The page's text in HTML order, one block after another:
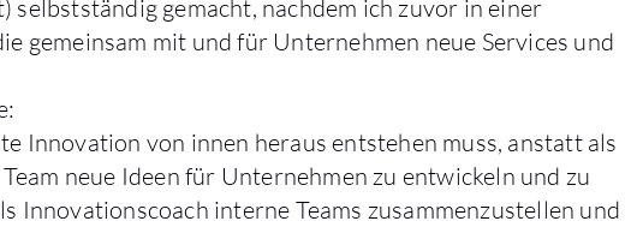
selbstständig gemacht, nachdem ich zuvor in einer
gemeinsam mit und für Unternehmen neue Services und
Innovation von innen heraus entstehen muss, anstatt als
neue Ideen für Unternehmen zu entwickeln und zu
Innovationscoach interne Teams zusammenzustellen und